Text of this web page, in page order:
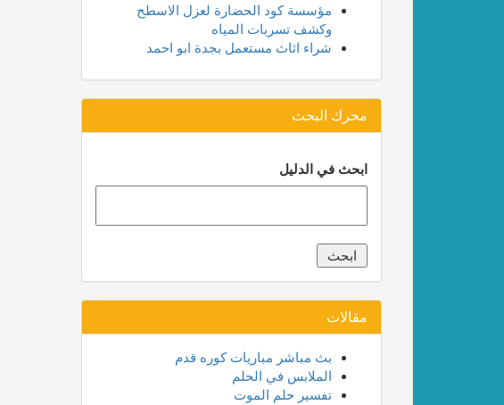
مؤسسة كود الحضارة لعزل الاسطح
وكشف تسربات المياه
شراء اثاث مستعمل بجدة ابو احمد
محرك البحث
ابحث في الدليل
مقالات
بث مباشر مباريات كوره قدم
الملابس في الحلم
تفسير حلم الموت